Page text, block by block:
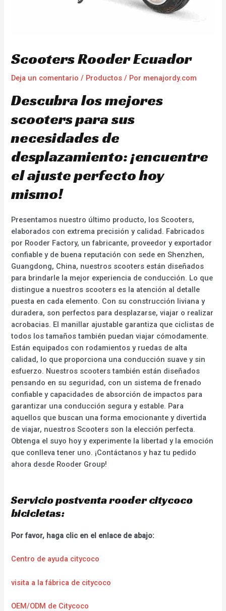
Scooters Rooder Ecuador
Deja un comentario / Productos / Por menajordy.com
Descubra los mejores
scooters para sus
necesidades de
desplazamiento: ¡encuentre
el ajuste perfecto hoy
mismo!
Presentamos nuestro último producto, los Scooters,
elaborados con extrema precisión y calidad. Fabricados
por Rooder Factory, un fabricante, proveedor y exportador
confiable y de buena reputación con sede en Shenzhen,
Guangdong, China, nuestros scooters están diseñados
para brindarle la mejor experiencia de conducción. Lo que
distingue a nuestros scooters es la atención al detalle
puesta en cada elemento. Con su construcción liviana y
duradera, son perfectos para desplazarse, viajar o realizar
acrobacias. El manillar ajustable garantiza que ciclistas de
todos los tamaños también puedan viajar cómodamente.
Están equipados con rodamientos y ruedas de alta
calidad, lo que proporciona una conducción suave y sin
esfuerzo. Nuestros scooters también están diseñados
pensando en su seguridad, con un sistema de frenado
confiable y capacidades de absorción de impactos para
garantizar una conducción segura y estable. Para
aquellos que buscan una forma emocionante y divertida
de viajar, nuestros Scooters son la elección perfecta.
Obtenga el suyo hoy y experimente la libertad y la emoción
que conlleva tener uno. ¡Contáctanos y haz tu pedido
ahora desde Rooder Group!
Servicio postventa rooder citycoco
bicicletas:
Por favor, haga clic en el enlace de abajo:
Centro de ayuda citycoco
visita a la fábrica de citycoco
OEM/ODM de Citycoco